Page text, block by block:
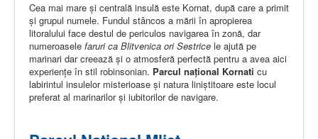
Cea mai mare şi centrală insulă este Kornat, după care a primit
şi grupul numele. Fundul stâncos a mării în apropierea
litoralului face destul de periculos navigarea în zonă, dar
numeroasele faruri ca Blitvenica ori Sestrice le ajută pe
marinari dar creează și o atmosferă perfectă pentru a avea aici
experienţe în stil robinsonian. Parcul naţional Kornati cu
labirintul insulelor misterioase şi natura liniştitoare este locul
preferat al marinarilor şi iubitorilor de navigare.